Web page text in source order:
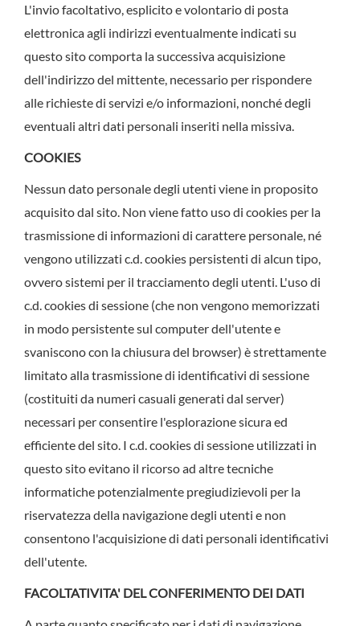
L'invio facoltativo, esplicito e volontario di posta
elettronica agli indirizzi eventualmente indicati su
questo sito comporta la successiva acquisizione
dell'indirizzo del mittente, necessario per rispondere
alle richieste di servizi e/o informazioni, nonché degli
eventuali altri dati personali inseriti nella missiva.
COOKIES
Nessun dato personale degli utenti viene in proposito
acquisito dal sito. Non viene fatto uso di cookies per la
trasmissione di informazioni di carattere personale, né
vengono utilizzati c.d. cookies persistenti di alcun tipo,
ovvero sistemi per il tracciamento degli utenti. L'uso di
c.d. cookies di sessione (che non vengono memorizzati
in modo persistente sul computer dell'utente e
svaniscono con la chiusura del browser) è strettamente
limitato alla trasmissione di identificativi di sessione
(costituiti da numeri casuali generati dal server)
necessari per consentire l'esplorazione sicura ed
efficiente del sito. I c.d. cookies di sessione utilizzati in
questo sito evitano il ricorso ad altre tecniche
informatiche potenzialmente pregiudizievoli per la
riservatezza della navigazione degli utenti e non
consentono l'acquisizione di dati personali identificativi
dell'utente.
FACOLTATIVITA' DEL CONFERIMENTO DEI DATI